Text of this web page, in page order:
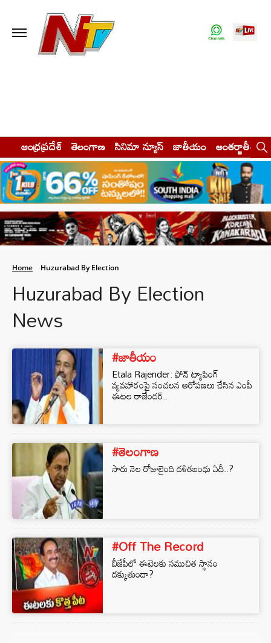
ఆంధ్రప్రదేశ్ తెలంగాణ సినిమా న్యూస్ జాతీయం అంతర్జాతీయం
Home Huzurabad By Election
Huzurabad By Election
News
#జాతీయం
Etala Rajender: ఫోన్‌ ట్యాపింగ్
వ్యవహారంపై సంచలన ఆరోపణలు చేసిన ఎంపీ
ఈటల రాజేందర్..
#తెలంగాణ
సారు నెల రోజులైంది దళితబంధు ఏదీ..?
#Off The Record
బీజేపీలో ఈటెలకు సముచిత స్థానం
దక్కుతుందా?